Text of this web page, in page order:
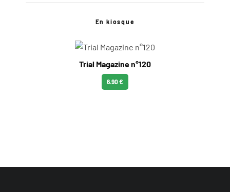
En kiosque
Trial Magazine n°120
6.90 €